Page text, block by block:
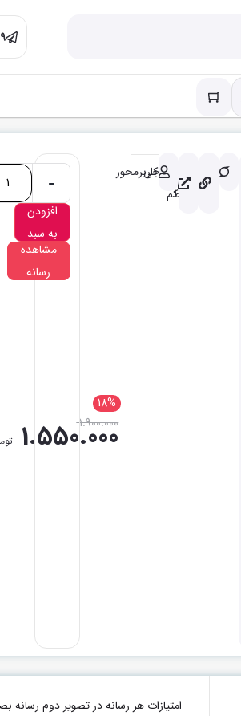
مرتبط
خروجی
کم
کاربرمحور
18%
1.900.000
1.550.000
-
افزودن
به سبد
مشاهده
رسانه
امتیازات هر رسانه در تصویر دوم